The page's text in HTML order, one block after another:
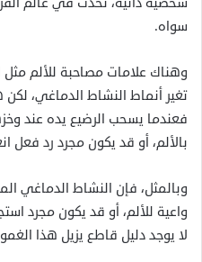
سواه.
وهناك علامات مصاحبة للألم مثل
تغير أنماط النشاط الدماغي،
فعندما يسحب الرضيع يده عند
بالألم، أو قد يكون مجرد رد فعل
وبالمثل، فإن النشاط الدماغي
واعية للألم، أو قد يكون مجرد
لا يوجد دليل قاطع يزيل هذا